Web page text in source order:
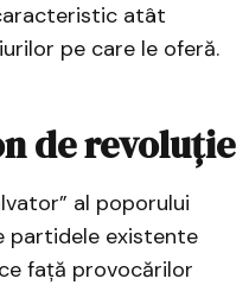
atât
pe care le oferă.
de revoluție
al poporului
partidele existente
față provocărilor